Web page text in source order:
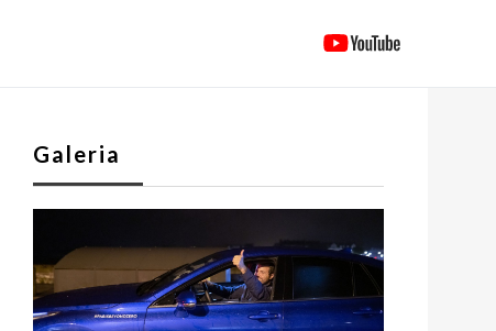
Galeria